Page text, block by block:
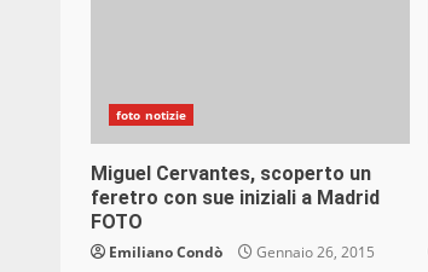
foto notizie
Miguel Cervantes, scoperto un
feretro con sue iniziali a Madrid
FOTO
Emiliano Condò Gennaio 26, 2015